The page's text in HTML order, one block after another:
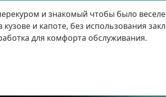
и знакомый чтобы было
и капоте, без использования
для комфорта обслуживания.